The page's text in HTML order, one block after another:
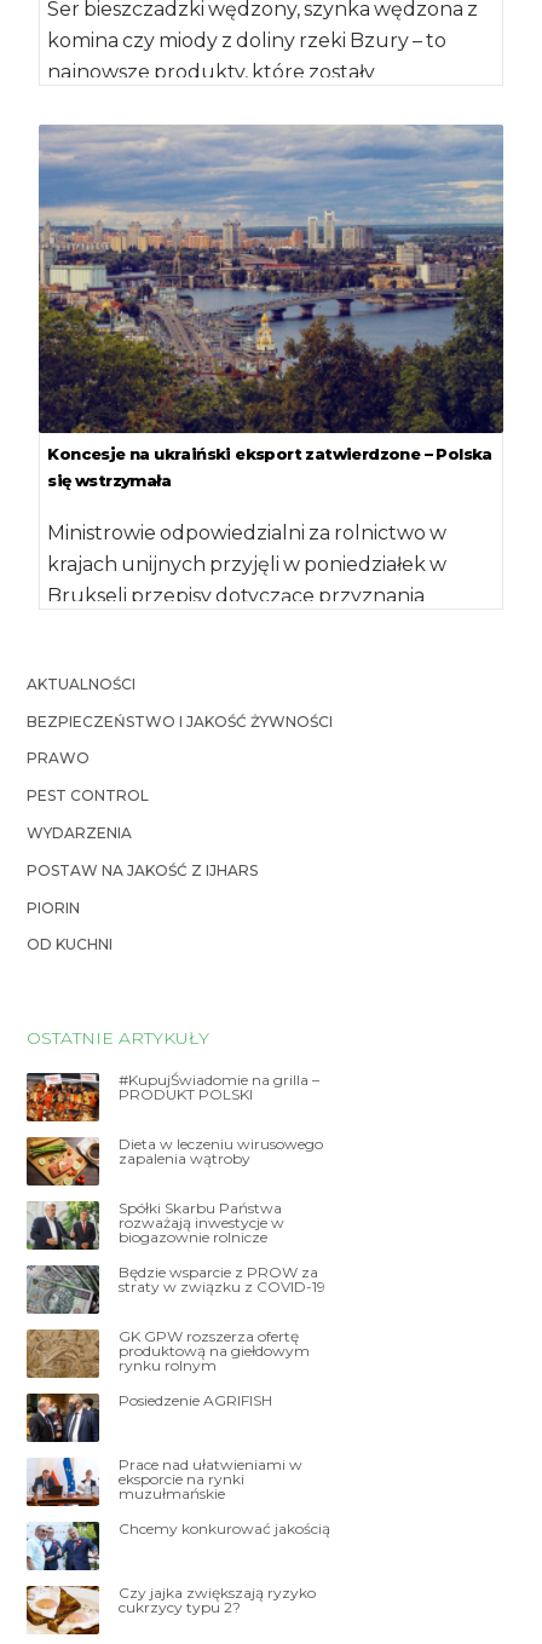
Ser bieszczadzki wędzony, szynka wędzona z
komina czy miody z doliny rzeki Bzury – to
najnowsze produkty, które zostały
Koncesje na ukraiński eksport zatwierdzone – Polska
się wstrzymała
Ministrowie odpowiedzialni za rolnictwo w
krajach unijnych przyjęli w poniedziałek w
Brukseli przepisy dotyczące przyznania
AKTUALNOŚCI
BEZPIECZEŃSTWO I JAKOŚĆ ŻYWNOŚCI
PRAWO
PEST CONTROL
WYDARZENIA
POSTAW NA JAKOŚĆ Z IJHARS
PIORIN
OD KUCHNI
OSTATNIE ARTYKUŁY
#KupujŚwiadomie na grilla –
PRODUKT POLSKI
Dieta w leczeniu wirusowego
zapalenia wątroby
Spółki Skarbu Państwa
rozważają inwestycje w
biogazownie rolnicze
Będzie wsparcie z PROW za
straty w związku z COVID-19
GK GPW rozszerza ofertę
produktową na giełdowym
rynku rolnym
Posiedzenie AGRIFISH
Prace nad ułatwieniami w
eksporcie na rynki
muzułmańskie
Chcemy konkurować jakością
Czy jajka zwiększają ryzyko
cukrzycy typu 2?